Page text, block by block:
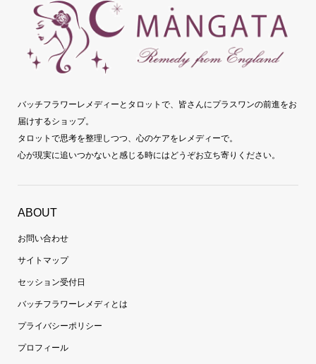
バッチフラワーレメディーとタロットで、皆さんにプラスワンの前進をお
届けするショップ。
タロットで思考を整理しつつ、心のケアをレメディーで。
心が現実に追いつかないと感じる時にはどうぞお立ち寄りください。
ABOUT
お問い合わせ
サイトマップ
セッション受付日
バッチフラワーレメディとは
プライバシーポリシー
プロフィール